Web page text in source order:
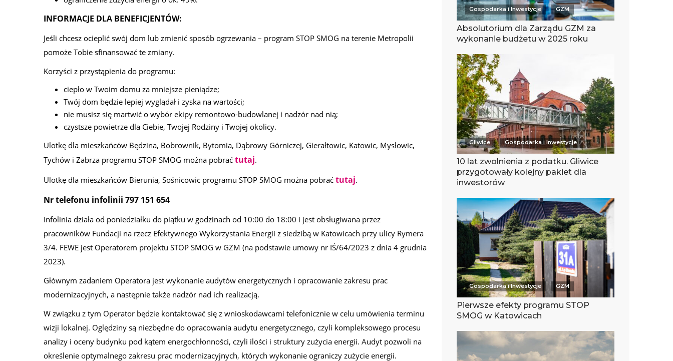
INFORMACJE DLA BENEFICJENTÓW:
Jeśli chcesz ocieplić swój dom lub zmienić sposób ogrzewania – program STOP SMOG na terenie Metropolii
pomoże Tobie sfinansować te zmiany.
Korzyści z przystąpienia do programu:
ciepło w Twoim domu za mniejsze pieniądze;
Twój dom będzie lepiej wyglądał i zyska na wartości;
nie musisz się martwić o wybór ekipy remontowo-budowlanej i nadzór nad nią;
czystsze powietrze dla Ciebie, Twojej Rodziny i Twojej okolicy.
Ulotkę dla mieszkańców Będzina, Bobrownik, Bytomia, Dąbrowy Górniczej, Gierałtowic, Katowic, Mysłowic,
Tychów i Zabrza programu STOP SMOG można pobrać tutaj.
Ulotkę dla mieszkańców Bierunia, Sośnicowic programu STOP SMOG można pobrać tutaj.
Nr telefonu infolinii 797 151 654
Infolinia działa od poniedziałku do piątku w godzinach od 10:00 do 18:00 i jest obsługiwana przez
pracowników Fundacji na rzecz Efektywnego Wykorzystania Energii z siedzibą w Katowicach przy ulicy Rymera
3/4. FEWE jest Operatorem projektu STOP SMOG w GZM (na podstawie umowy nr IŚ/64/2023 z dnia 4 grudnia
2023).
Głównym zadaniem Operatora jest wykonanie audytów energetycznych i opracowanie zakresu prac
modernizacyjnych, a następnie także nadzór nad ich realizacją.
W związku z tym Operator będzie kontaktować się z wnioskodawcami telefonicznie w celu umówienia terminu
wizji lokalnej. Oględziny są niezbędne do opracowania audytu energetycznego, czyli kompleksowego procesu
analizy i oceny budynku pod kątem energochłonności, czyli ilości i struktury zużycia energii. Audyt pozwoli na
określenie optymalnego zakresu prac modernizacyjnych, których wykonanie ograniczy zużycie energii.
Gospodarka i Inwestycje GZM
Absolutorium dla Zarządu GZM za
wykonanie budżetu w 2025 roku
Gliwice Gospodarka i Inwestycje
10 lat zwolnienia z podatku. Gliwice
przygotowały kolejny pakiet dla
inwestorów
Gospodarka i Inwestycje GZM
Pierwsze efekty programu STOP
SMOG w Katowicach